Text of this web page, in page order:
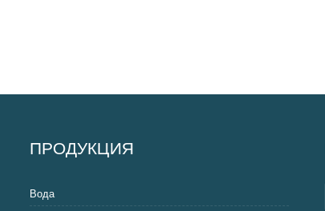
ПРОДУКЦИЯ
Вода